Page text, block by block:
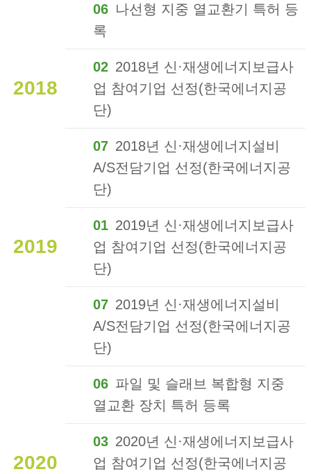
06 나선형 지중 열교환기 특허 등
록
2018
02 2018년 신·재생에너지보급사
업 참여기업 선정(한국에너지공
단)
07 2018년 신·재생에너지설비
A/S전담기업 선정(한국에너지공
단)
2019
01 2019년 신·재생에너지보급사
업 참여기업 선정(한국에너지공
단)
07 2019년 신·재생에너지설비
A/S전담기업 선정(한국에너지공
단)
06 파일 및 슬래브 복합형 지중
열교환 장치 특허 등록
2020
03 2020년 신·재생에너지보급사
업 참여기업 선정(한국에너지공